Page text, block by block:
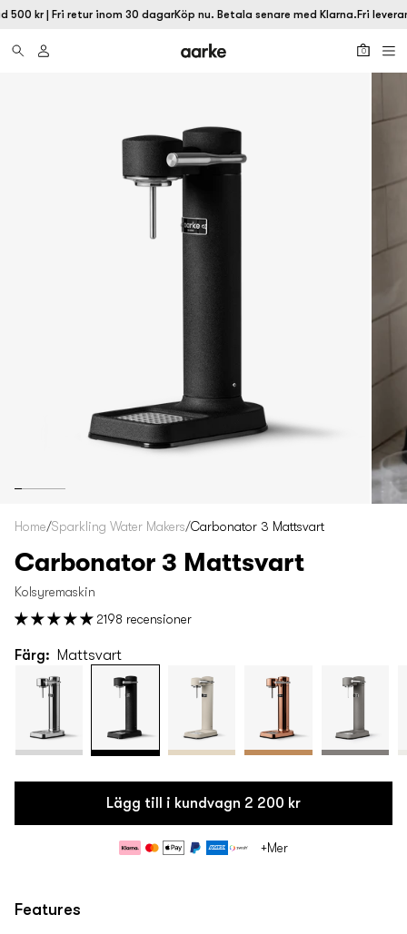
500 kr | Fri retur inom 30 dagarKöp nu. Betala senare med Klarna.Fri
0
Home/Sparkling Water Makers/Carbonator 3 Mattsvart
Carbonator 3 Mattsvart
Kolsyremaskin
2198 recensioner
Färg: Mattsvart
Lägg till i kundvagn 2 200 kr
Betalningsmetoder
+Mer
Features